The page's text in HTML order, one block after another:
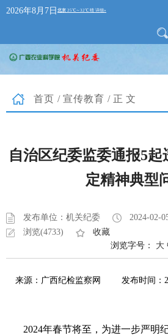
2026年8月7日
首页 / 宣传教育 /正文
自治区纪委监委通报5
定精神典型
发布单位：机关纪委
2024-02-
浏览(4733)
收藏
浏览字号： 大
来源：广西纪检监察网 发布时间：
2024年春节将至，为进一步严明